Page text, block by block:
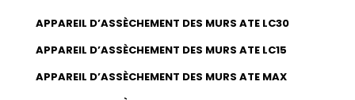
APPAREIL D’ASSÈCHEMENT DES MURS ATE LC30
APPAREIL D’ASSÈCHEMENT DES MURS ATE LC15
APPAREIL D’ASSÈCHEMENT DES MURS ATE MAX